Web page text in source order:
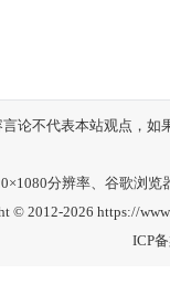
论不代表本站观点，
分辨率、谷歌浏览
© 2012-2026 https://
ICP